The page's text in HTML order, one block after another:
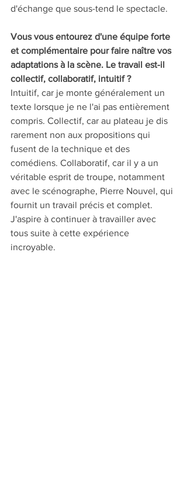
d'échange que sous-tend le spectacle.
Vous vous entourez d'une équipe forte
et complémentaire pour faire naître vos
adaptations à la scène. Le travail est-il
collectif, collaboratif, intuitif ?
Intuitif, car je monte généralement un
texte lorsque je ne l'ai pas entièrement
compris. Collectif, car au plateau je dis
rarement non aux propositions qui
fusent de la technique et des
comédiens. Collaboratif, car il y a un
véritable esprit de troupe, notamment
avec le scénographe, Pierre Nouvel, qui
fournit un travail précis et complet.
J'aspire à continuer à travailler avec
tous suite à cette expérience
incroyable.